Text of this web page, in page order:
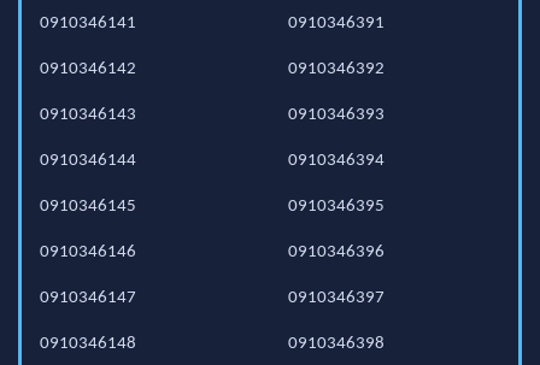
0910346141
0910346142
0910346143
0910346144
0910346145
0910346146
0910346147
0910346148
0910346391
0910346392
0910346393
0910346394
0910346395
0910346396
0910346397
0910346398